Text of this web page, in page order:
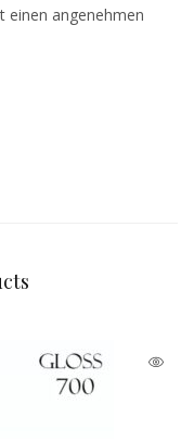
einen angenehmen